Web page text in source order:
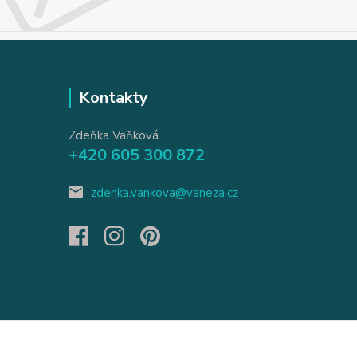
Kontakty
Zdeňka Vaňková
+420 605 300 872
zdenka.vankova@vaneza.cz